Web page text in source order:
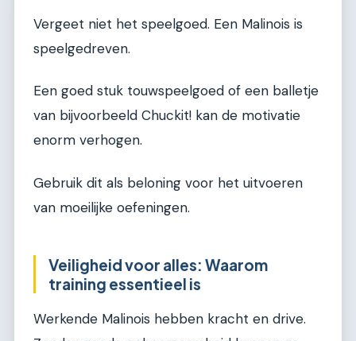
Vergeet niet het speelgoed. Een Malinois is
speelgedreven.
Een goed stuk touwspeelgoed of een balletje
van bijvoorbeeld Chuckit! kan de motivatie
enorm verhogen.
Gebruik dit als beloning voor het uitvoeren
van moeilijke oefeningen.
Veiligheid voor alles: Waarom
training essentieel is
Werkende Malinois hebben kracht en drive.